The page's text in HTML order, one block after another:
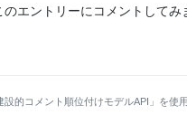
のエントリーにコメントしてみ
的コメント順位付けモデルAPI」を使